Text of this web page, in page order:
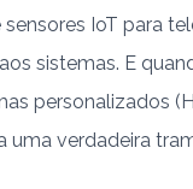
IoT para
sistemas. E
personalizados
uma verdadeira